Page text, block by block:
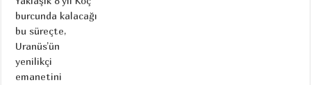
burcunda kalacağı
bu süreçte,
Uranüs’ün
yenilikçi
emanetini